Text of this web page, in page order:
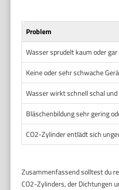
Problem
Wasser sprudelt kaum oder
Keine oder sehr schwache
Wasser wirkt schnell schal
Bläschenbildung sehr gering
CO2-Zylinder entlädt sich
Zusammenfassend solltest du
CO2-Zylinders, der Dichtungen